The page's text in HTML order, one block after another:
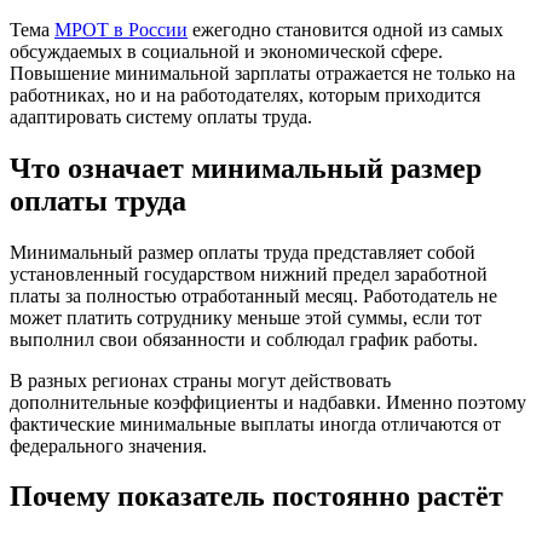
Тема МРОТ в России ежегодно становится одной из самых
обсуждаемых в социальной и экономической сфере.
Повышение минимальной зарплаты отражается не только на
работниках, но и на работодателях, которым приходится
адаптировать систему оплаты труда.
Что означает минимальный размер
оплаты труда
Минимальный размер оплаты труда представляет собой
установленный государством нижний предел заработной
платы за полностью отработанный месяц. Работодатель не
может платить сотруднику меньше этой суммы, если тот
выполнил свои обязанности и соблюдал график работы.
В разных регионах страны могут действовать
дополнительные коэффициенты и надбавки. Именно поэтому
фактические минимальные выплаты иногда отличаются от
федерального значения.
Почему показатель постоянно растёт